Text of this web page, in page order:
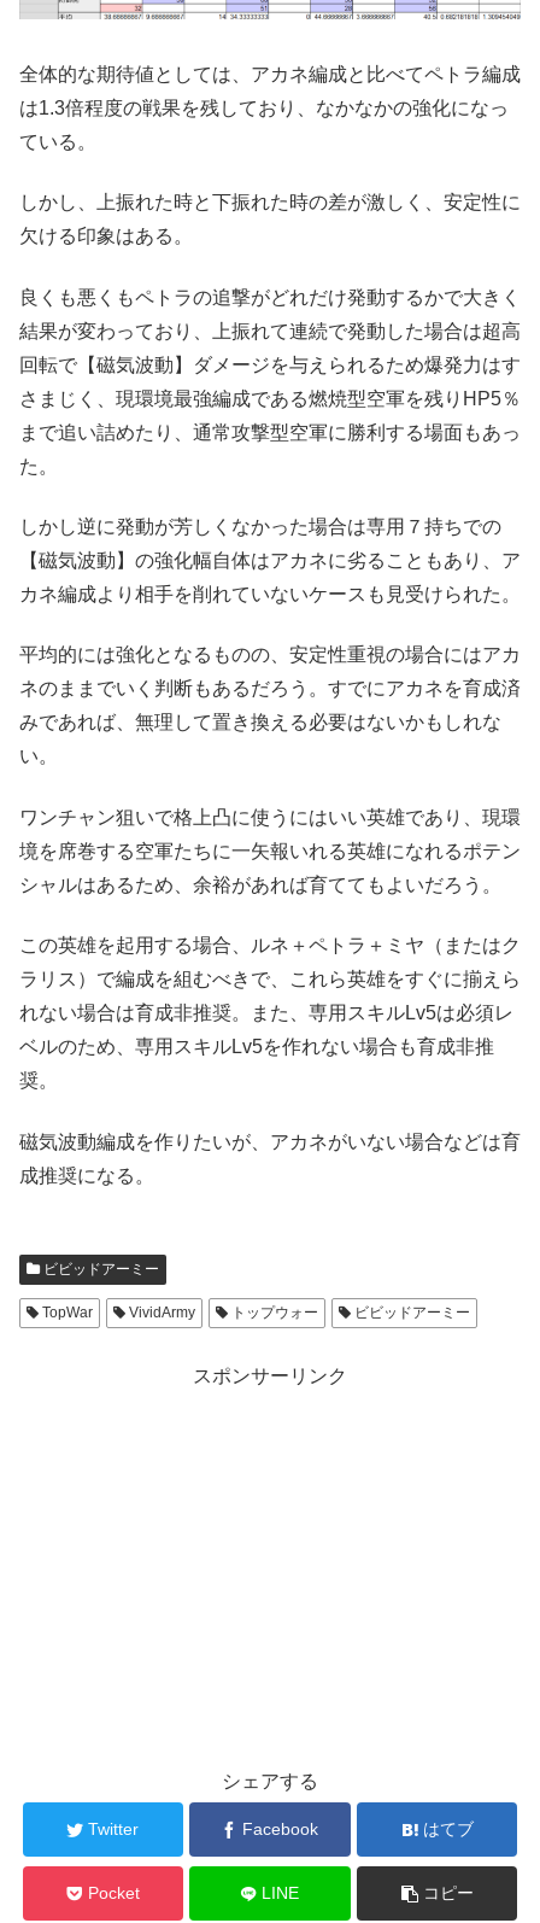
全体的な期待値としては、アカネ編成と比べてペトラ編成
は1.3倍程度の戦果を残しており、なかなかの強化になっ
ている。
しかし、上振れた時と下振れた時の差が激しく、安定性に
欠ける印象はある。
良くも悪くもペトラの追撃がどれだけ発動するかで大きく
結果が変わっており、上振れて連続で発動した場合は超高
回転で【磁気波動】ダメージを与えられるため爆発力はす
さまじく、現環境最強編成である燃焼型空軍を残りHP5％
まで追い詰めたり、通常攻撃型空軍に勝利する場面もあっ
た。
しかし逆に発動が芳しくなかった場合は専用７持ちでの
【磁気波動】の強化幅自体はアカネに劣ることもあり、ア
カネ編成より相手を削れていないケースも見受けられた。
平均的には強化となるものの、安定性重視の場合にはアカ
ネのままでいく判断もあるだろう。すでにアカネを育成済
みであれば、無理して置き換える必要はないかもしれな
い。
ワンチャン狙いで格上凸に使うにはいい英雄であり、現環
境を席巻する空軍たちに一矢報いれる英雄になれるポテン
シャルはあるため、余裕があれば育ててもよいだろう。
この英雄を起用する場合、ルネ＋ペトラ＋ミヤ（またはク
ラリス）で編成を組むべきで、これら英雄をすぐに揃えら
れない場合は育成非推奨。また、専用スキルLv5は必須レ
ベルのため、専用スキルLv5を作れない場合も育成非推
奨。
磁気波動編成を作りたいが、アカネがいない場合などは育
成推奨になる。
ビビッドアーミー
TopWar VividArmy トップウォー ビビッドアーミー
スポンサーリンク
シェアする
Twitter Facebook はてブ
Pocket LINE コピー